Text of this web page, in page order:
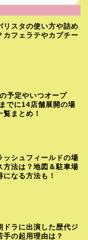
リスタの使い方や詰め
カフェラテやカプチー
予定やいつオープ
でに14店舗展開の場
覧まとめ！
ッシュフィールドの場
方法は？地図＆駐車場
になる方法も！
ドラに出演した歴代ジ
手の起用理由は？